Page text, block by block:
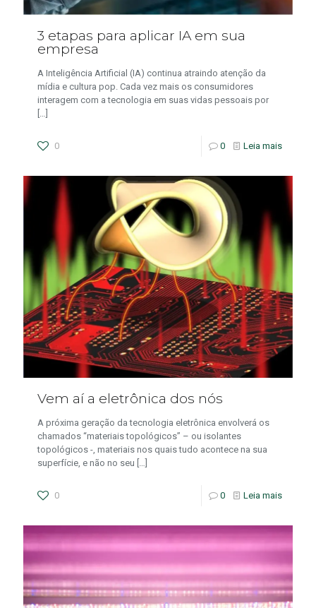
3 etapas para aplicar IA em sua
empresa
A Inteligência Artificial (IA) continua atraindo atenção da
mídia e cultura pop. Cada vez mais os consumidores
interagem com a tecnologia em suas vidas pessoais por
[…]
0 0 Leia mais
Vem aí a eletrônica dos nós
A próxima geração da tecnologia eletrônica envolverá os
chamados “materiais topológicos” – ou isolantes
topológicos -, materiais nos quais tudo acontece na sua
superfície, e não no seu […]
0 0 Leia mais